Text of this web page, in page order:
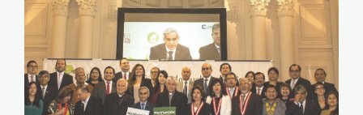
pacto madre de dios